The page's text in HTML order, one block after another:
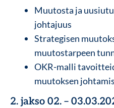
Muutosta ja
johtajuus
Strategisen
muutostarpeen
OKR-malli
muutoksen
2. jakso 02. –